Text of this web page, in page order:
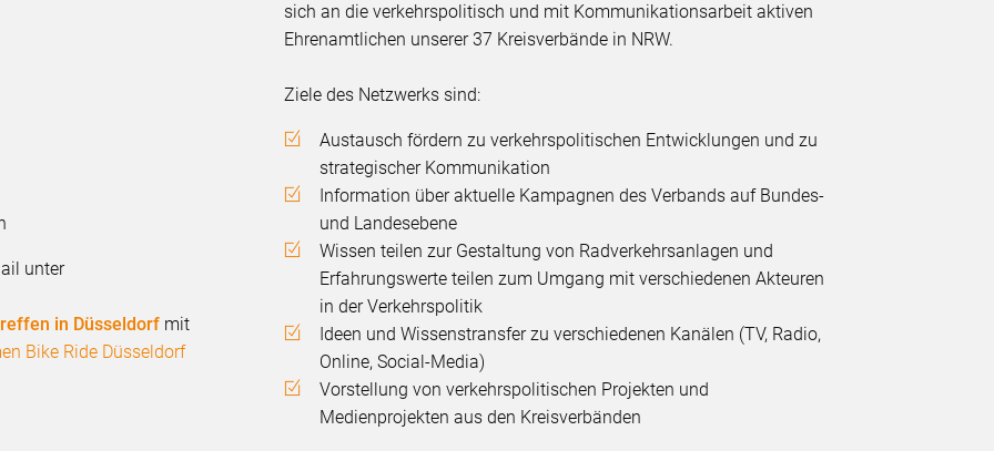
unter
in Düsseldorf mit
Bike Ride Düsseldorf
sich an die verkehrspolitisch und mit Kommunikationsarbeit aktiven
Ehrenamtlichen unserer 37 Kreisverbände in NRW.
Ziele des Netzwerks sind:
Austausch fördern zu verkehrspolitischen Entwicklungen und zu
strategischer Kommunikation
Information über aktuelle Kampagnen des Verbands auf Bundes-
und Landesebene
Wissen teilen zur Gestaltung von Radverkehrsanlagen und
Erfahrungswerte teilen zum Umgang mit verschiedenen Akteuren
in der Verkehrspolitik
Ideen und Wissenstransfer zu verschiedenen Kanälen (TV, Radio,
Online, Social-Media)
Vorstellung von verkehrspolitischen Projekten und
Medienprojekten aus den Kreisverbänden